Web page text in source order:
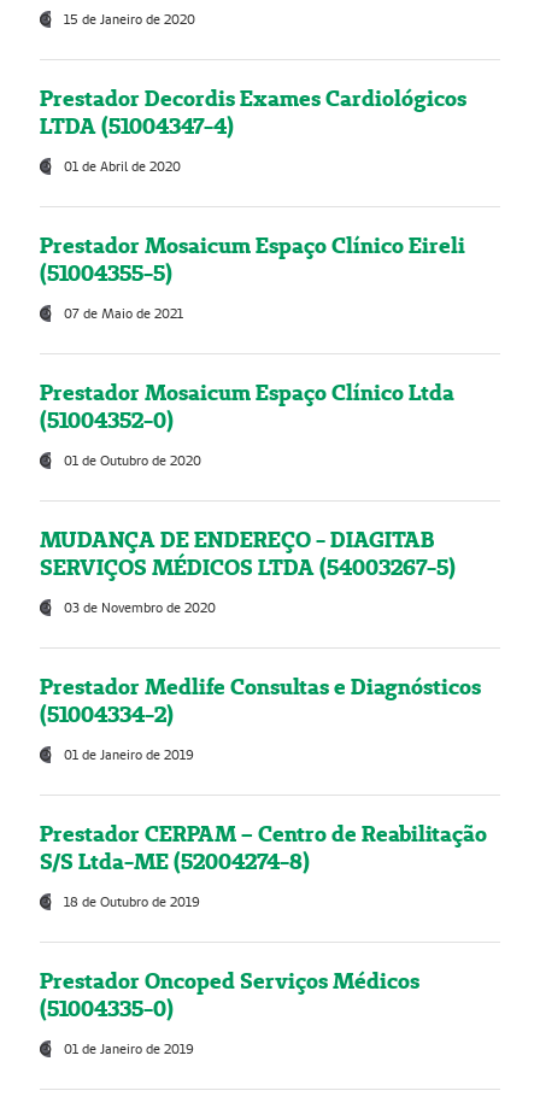
15 de Janeiro de 2020
Prestador Decordis Exames Cardiológicos
LTDA (51004347-4)
01 de Abril de 2020
Prestador Mosaicum Espaço Clínico Eireli
(51004355-5)
07 de Maio de 2021
Prestador Mosaicum Espaço Clínico Ltda
(51004352-0)
01 de Outubro de 2020
MUDANÇA DE ENDEREÇO - DIAGITAB
SERVIÇOS MÉDICOS LTDA (54003267-5)
03 de Novembro de 2020
Prestador Medlife Consultas e Diagnósticos
(51004334-2)
01 de Janeiro de 2019
Prestador CERPAM – Centro de Reabilitação
S/S Ltda-ME (52004274-8)
18 de Outubro de 2019
Prestador Oncoped Serviços Médicos
(51004335-0)
01 de Janeiro de 2019